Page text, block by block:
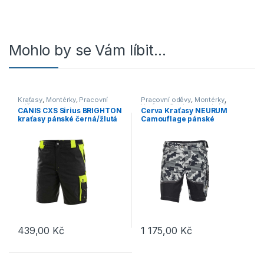
Mohlo by se Vám líbit…
Kraťasy, Montérky, Pracovní
oděvy
CANIS CXS Sirius BRIGHTON
kraťasy pánské černá/žlutá
439,00 Kč
Tento produkt má více variant. Možnosti lze vybrat na stránce
Pracovní oděvy, Montérky,
Kraťasy,Outdoor a volný čas
Oděvy, Kraťasy
Cerva Kraťasy NEURUM
Camouflage pánské
1 175,00 Kč
Tento produkt má více